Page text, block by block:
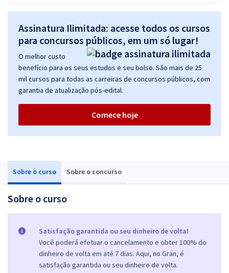
Sobre o curso Sobre o concurso
Sobre o curso
Satisfação garantida ou seu dinheiro de volta!
Você poderá efetuar o cancelamento e obter 100% do
dinheiro de volta em até 7 dias. Aqui, no Gran, é
satisfação garantida ou seu dinheiro de volta.
Assinatura Ilimitada: acesse todos os cursos
para concursos públicos, em um só lugar!
O melhor custo
benefício para os seus estudos e seu bolso. São mais de 25
mil cursos para todas as carreiras de concursos públicos, com
garantia de atualização pós-edital.
Comece hoje